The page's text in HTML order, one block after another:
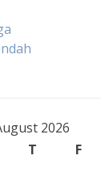
2026
T F